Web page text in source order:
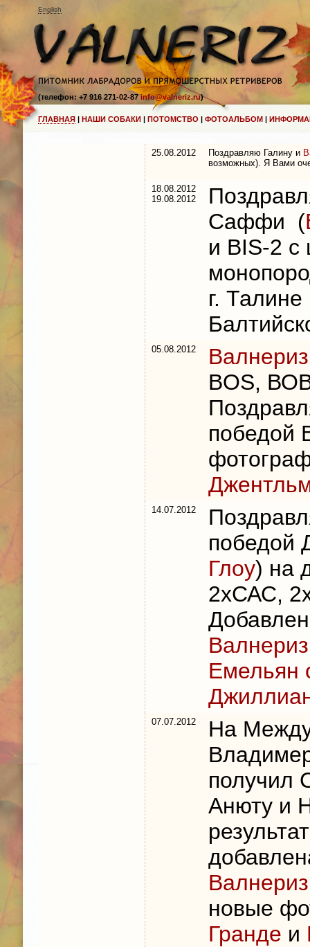
English
(телефон: +7 916 271-02-87info@valneriz.ru)
ГЛАВНАЯ | НАШИ СОБАКИ | ПОТОМСТВО | ФОТОАЛЬБОМ |
25.08.2012 Поздравляю Галину и
возможных). Я Вами
18.08.2012
19.08.2012
Саффи (
и BIS-2
г.
05.08.2012
BOS,
победой
14.07.2012
победой
Глоу) на
2хСАС,
Емельян
07.07.2012
На
получил
Анюту и
новые
Гранде и